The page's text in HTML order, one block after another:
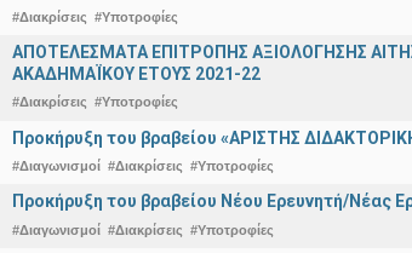
#Διακρίσεις #Υποτροφίες
ΑΠΟΤΕΛΕΣΜΑΤΑ ΕΠΙΤΡΟΠΗΣ ΑΞΙΟΛΟΓΗΣΗΣ
ΑΚΑΔΗΜΑΪΚΟΥ ΕΤΟΥΣ 2021-22
#Διακρίσεις #Υποτροφίες
Προκήρυξη του βραβείου «ΑΡΙΣΤΗΣ
#Διαγωνισμοί #Διακρίσεις #Υποτροφίες
Προκήρυξη του βραβείου Νέου Ερευνητή/Νέας
#Διαγωνισμοί #Διακρίσεις #Υποτροφίες